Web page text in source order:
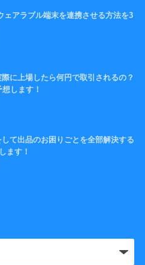
アラブル端末を連携させる方法を3
に上場したら何円で取引されるの？
します！
て出品のお困りごとを全部解決する
ます！